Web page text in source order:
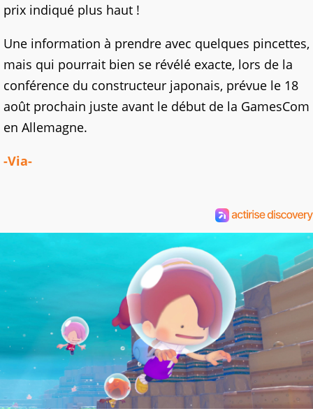
prix indiqué plus haut !
Une information à prendre avec quelques pincettes,
mais qui pourrait bien se révélé exacte, lors de la
conférence du constructeur japonais, prévue le 18
août prochain juste avant le début de la GamesCom
en Allemagne.
-Via-